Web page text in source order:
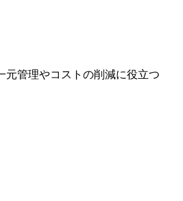
元管理やコストの削減に役立つ